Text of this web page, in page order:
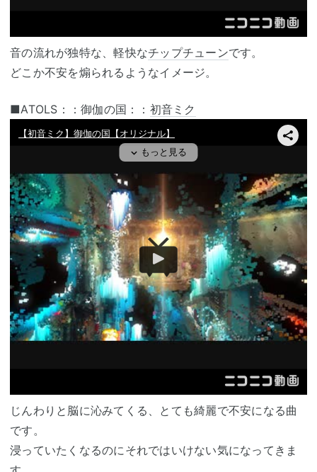
音の流れが独特な、軽快なチップチューンです。
どこか不安を煽られるようなイメージ。
■ATOLS：：御伽の国：： 初音ミク
じんわりと脳に沁みてくる、とても綺麗で不安になる曲
です。
浸っていたくなるのにそれではいけない気になってきま